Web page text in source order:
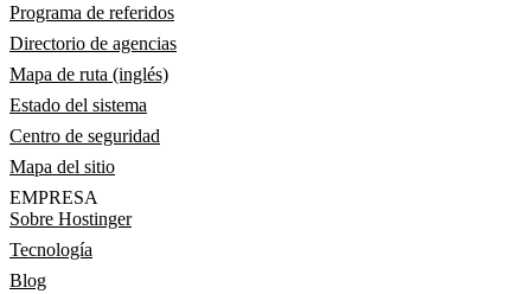
Programa de referidos
Directorio de agencias
Mapa de ruta (inglés)
Estado del sistema
Centro de seguridad
Mapa del sitio
EMPRESA
Sobre Hostinger
Tecnología
Blog